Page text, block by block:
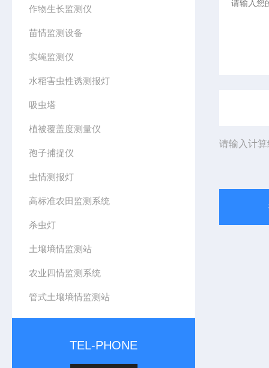
作物生长监测仪
苗情监测设备
实蝇监测仪
水稻害虫性诱测报灯
吸虫塔
植被覆盖度测量仪
孢子捕捉仪
虫情测报灯
高标准农田监测系统
杀虫灯
土壤墒情监测站
农业四情监测系统
管式土壤墒情监测站
TEL-PHONE
请输入计